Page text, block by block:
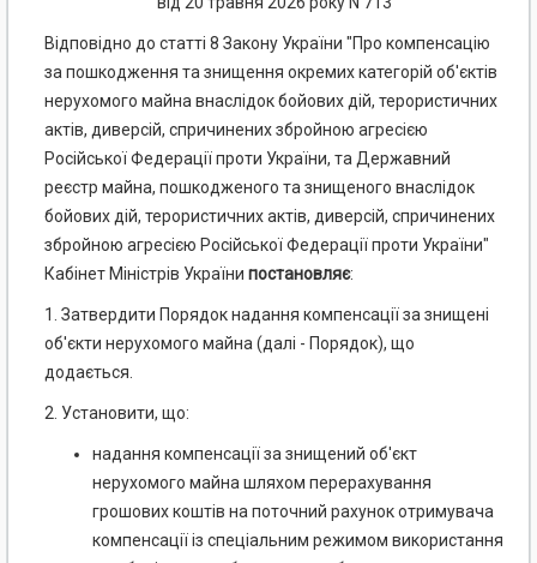
Відповідно до статті 8 Закону України "Про компенсацію
за пошкодження та знищення окремих категорій об'єктів
нерухомого майна внаслідок бойових дій, терористичних
актів, диверсій, спричинених збройною агресією
Російської Федерації проти України, та Державний
реєстр майна, пошкодженого та знищеного внаслідок
бойових дій, терористичних актів, диверсій, спричинених
збройною агресією Російської Федерації проти України"
Кабінет Міністрів України постановляє:
1. Затвердити Порядок надання компенсації за знищені
об'єкти нерухомого майна (далі - Порядок), що
додається.
2. Установити, що:
надання компенсації за знищений об'єкт
нерухомого майна шляхом перерахування
грошових коштів на поточний рахунок отримувача
компенсації із спеціальним режимом використання